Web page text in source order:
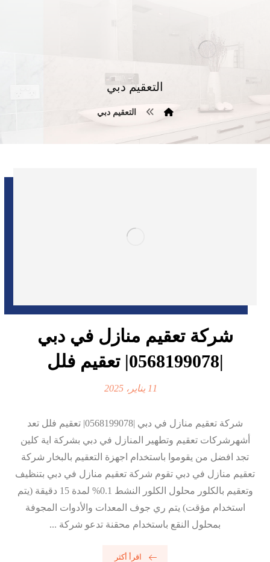
التعقيم دبي
التعقيم دبي
شركة تعقيم منازل في دبي
|0568199078| تعقيم فلل
11 يناير، 2025
شركة تعقيم منازل في دبي |0568199078| تعقيم فلل تعد
أشهرشركات تعقيم وتطهير المنازل في دبي بشركة اية كلين
تجد افضل من يقوموا باستخدام اجهزة التعقيم بالبخار شركة
تعقيم منازل في دبي تقوم شركة تعقيم منازل في دبي بتنظيف
وتعقيم بالكلور محلول الكلور النشط 0.1% لمدة 15 دقيقة (يتم
استخدام مؤقت) يتم ري جوف المعدات والأدوات المجوفة
بمحلول النقع باستخدام محقنة تدعو شركة ...
اقرأ أكثر